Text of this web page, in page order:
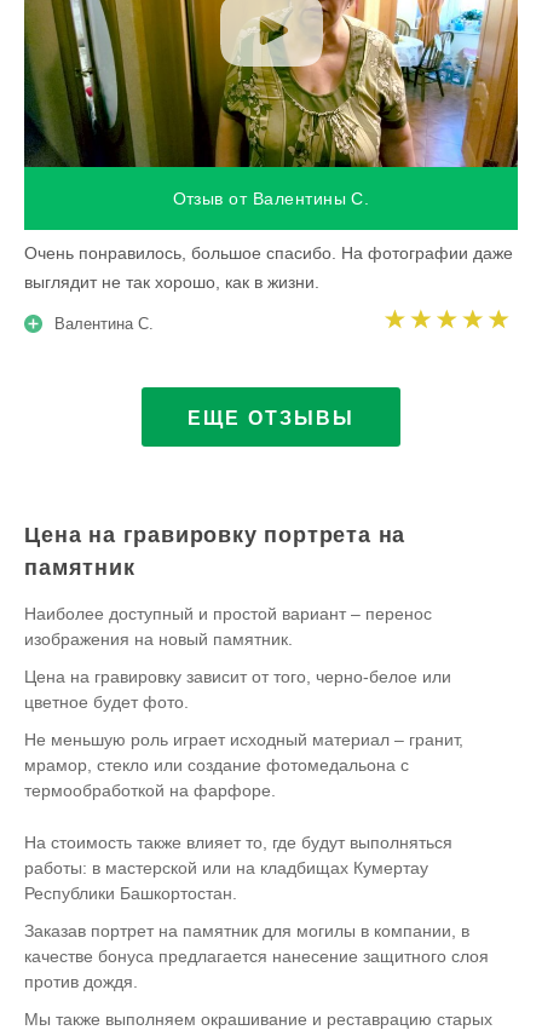
Отзыв от Валентины С.
Очень понравилось, большое спасибо. На фотографии даже
выглядит не так хорошо, как в жизни.
Валентина С.
ЕЩЕ ОТЗЫВЫ
Цена на гравировку портрета на
памятник
Наиболее доступный и простой вариант – перенос
изображения на новый памятник.
Цена на гравировку зависит от того, черно-белое или
цветное будет фото.
Не меньшую роль играет исходный материал – гранит,
мрамор, стекло или создание фотомедальона с
термообработкой на фарфоре.
На стоимость также влияет то, где будут выполняться
работы: в мастерской или на кладбищах Кумертау
Республики Башкортостан.
Заказав портрет на памятник для могилы в компании, в
качестве бонуса предлагается нанесение защитного слоя
против дождя.
Мы также выполняем окрашивание и реставрацию старых